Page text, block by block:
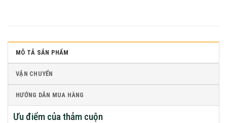
MÔ TẢ SẢN PHẨM
VẬN CHUYỂN
HƯỚNG DẪN MUA HÀNG
Ưu điểm của thảm cuộn